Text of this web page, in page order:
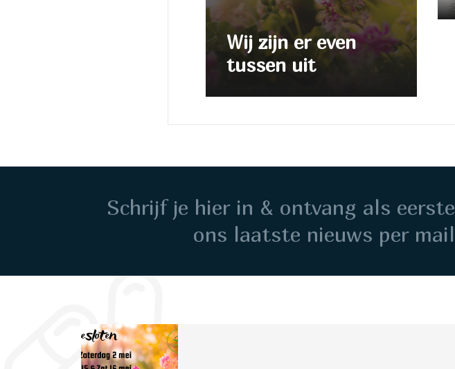
Wij zijn er even
tussen uit
Schrijf je hier in & ontvang als eerste
ons laatste nieuws per mail